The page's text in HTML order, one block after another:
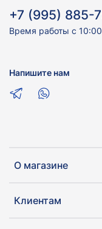
О магазине
Клиентам
+7 (995) 885-
Время работы с
Напишите нам